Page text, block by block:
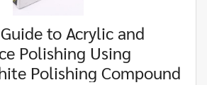
to Acrylic and
Polishing Using
Polishing Compound